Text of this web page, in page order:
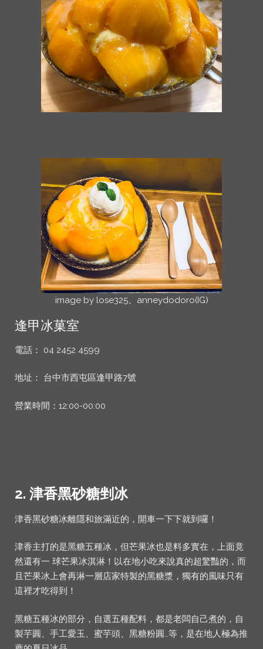
image by lose325、anneydodoro(IG)
逢甲冰菓室
電話： 04 2452 4599
地址： 台中市西屯區逢甲路7號
營業時間：12:00-00:00
2. 津香黑砂糖剉冰
津香黑砂糖冰離隱和旅滿近的，開車一下下就到囉！
津香主打的是黑糖五種冰，但芒果冰也是料多實在，上面竟
然還有一 球芒果冰淇淋！以在地小吃來說真的超驚豔的，而
且芒果冰上會再淋一層店家特製的黑糖漿，獨有的風味只有
這裡才吃得到！
黑糖五種冰的部分，自選五種配料，都是老闆自己煮的，自
製芋圓、手工愛玉、蜜芋頭、黑糖粉圓…等，是在地人極為推